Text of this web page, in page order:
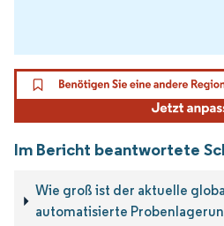
Im Bericht beantwortete
Wie groß ist der aktuelle
automatisierte